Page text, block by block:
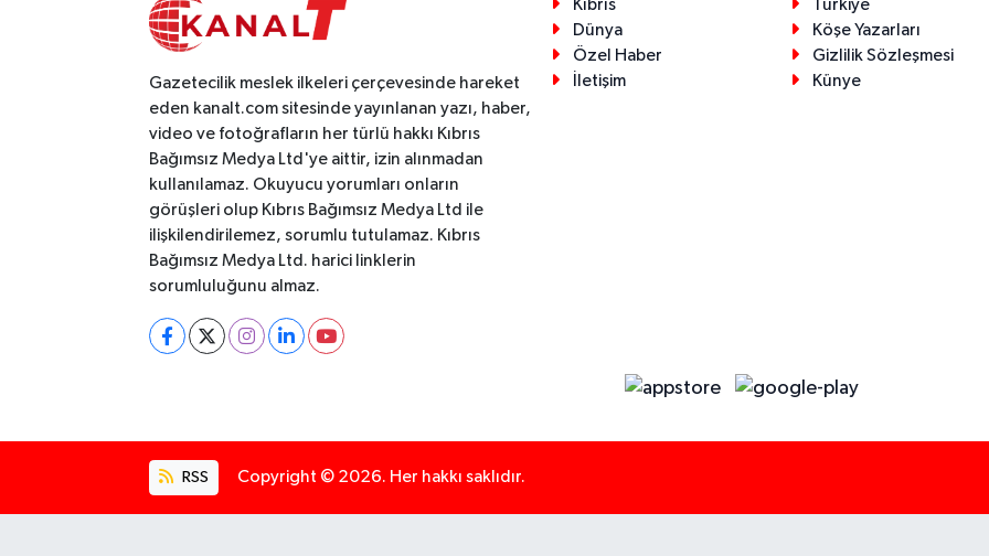
Gazetecilik meslek ilkeleri çerçevesinde hareket
eden kanalt.com sitesinde yayınlanan yazı, haber,
video ve fotoğrafların her türlü hakkı Kıbrıs
Bağımsız Medya Ltd'ye aittir, izin alınmadan
kullanılamaz. Okuyucu yorumları onların
görüşleri olup Kıbrıs Bağımsız Medya Ltd ile
ilişkilendirilemez, sorumlu tutulamaz. Kıbrıs
Bağımsız Medya Ltd. harici linklerin
sorumluluğunu almaz.
Kıbrıs
Türkiye
Dünya
Köşe Yazarları
Özel Haber
Gizlilik Sözleşmesi
İletişim
Künye
RSS Copyright © 2026. Her hakkı saklıdır.